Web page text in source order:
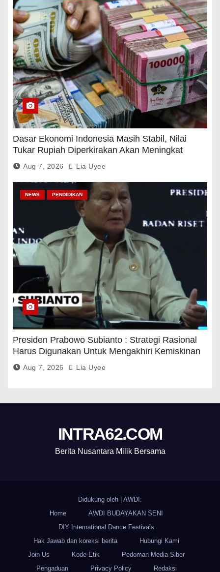
Dasar Ekonomi Indonesia Masih Stabil, Nilai
Tukar Rupiah Diperkirakan Akan Meningkat
Aug 7, 2026 Lia Uyee
NEWS PENDIDIKAN
Presiden Prabowo Subianto : Strategi Rasional
Harus Digunakan Untuk Mengakhiri Kemiskinan
Aug 7, 2026 Lia Uyee
INTRA62.COM
Berita Nusantara Milik Bersama
Didukung oleh
AWDI:
Home
AWDI BUDAYAKAN SENI
DIY International Dance Festivals
Hak Jawab dan koreksi berita
Hubungi Kami
Join Us
Kode Etik
Pedoman Media Siber
Pengaduan
Privacy Policy Redaksi